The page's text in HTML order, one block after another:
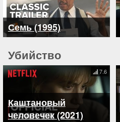
Семь (1995)
Убийство
Каштановый
человечек (2021)
7.6